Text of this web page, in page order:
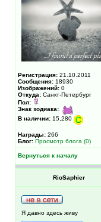
Регистрация: 21.10.2011
Сообщения: 18930
Изображений: 0
Откуда: Санкт-Петербург
Пол:
Знак зодиака:
В наличии: 15,280
Награды: 266
Блог: Просмотр блога (0)
Вернуться к началу
RioSaphier
Я давно здесь живу